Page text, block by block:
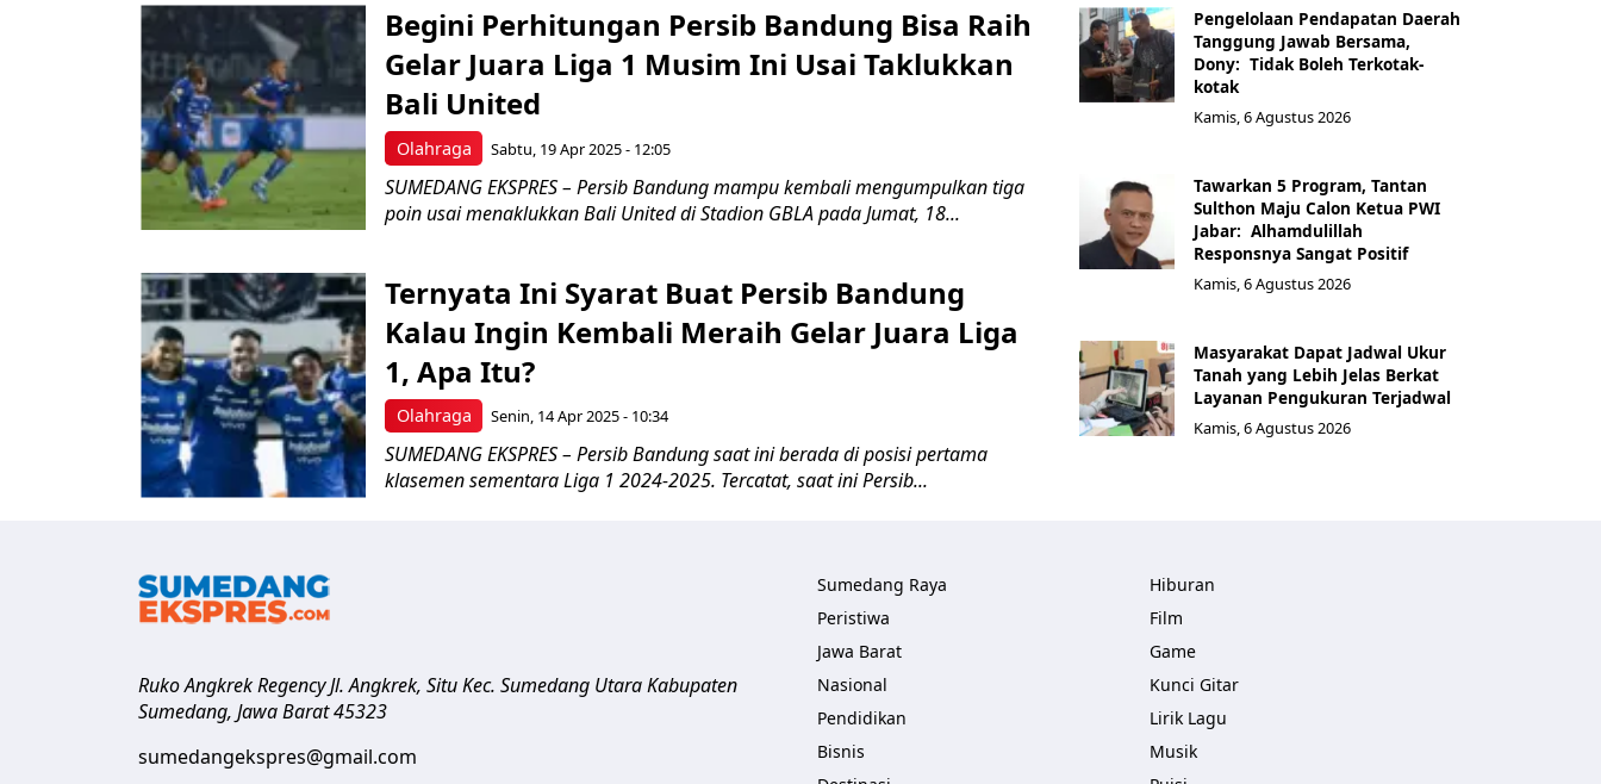
Olahraga
Begini Perhitungan Persib Bandung Bisa Raih
Gelar Juara Liga 1 Musim Ini Usai Taklukkan
Bali United
Sabtu, 19 Apr 2025 - 12:05
SUMEDANG EKSPRES – Persib Bandung mampu kembali mengumpulkan tiga
poin usai menaklukkan Bali United di Stadion GBLA pada Jumat, 18...
Olahraga
Ternyata Ini Syarat Buat Persib Bandung
Kalau Ingin Kembali Meraih Gelar Juara Liga
1, Apa Itu?
Senin, 14 Apr 2025 - 10:34
SUMEDANG EKSPRES – Persib Bandung saat ini berada di posisi pertama
klasemen sementara Liga 1 2024-2025. Tercatat, saat ini Persib...
Pengelolaan Pendapatan Daerah
Tanggung Jawab Bersama,
Dony: Tidak Boleh Terkotak-
kotak
Kamis, 6 Agustus 2026
Tawarkan 5 Program, Tantan
Sulthon Maju Calon Ketua PWI
Jabar: Alhamdulillah
Responsnya Sangat Positif
Kamis, 6 Agustus 2026
Masyarakat Dapat Jadwal Ukur
Tanah yang Lebih Jelas Berkat
Layanan Pengukuran Terjadwal
Kamis, 6 Agustus 2026
Ruko Angkrek Regency Jl. Angkrek, Situ Kec. Sumedang UtaraKabupaten
Sumedang, Jawa Barat45323
sumedangekspres@gmail.com
Sumedang Raya
Peristiwa
Jawa Barat
Nasional
Pendidikan
Bisnis
Hiburan
Film
Game
Kunci Gitar
Lirik Lagu
Musik